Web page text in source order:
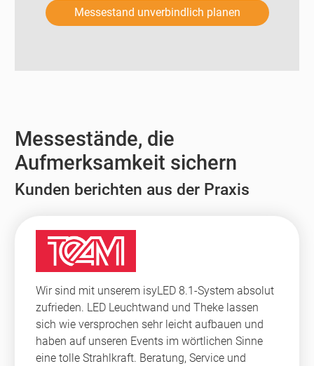
Messestand unverbindlich planen
Messestände, die
Aufmerksamkeit sichern
Kunden berichten aus der Praxis
Wir sind mit unserem isyLED 8.1-System absolut
zufrieden. LED Leuchtwand und Theke lassen
sich wie versprochen sehr leicht aufbauen und
haben auf unseren Events im wörtlichen Sinne
eine tolle Strahlkraft. Beratung, Service und